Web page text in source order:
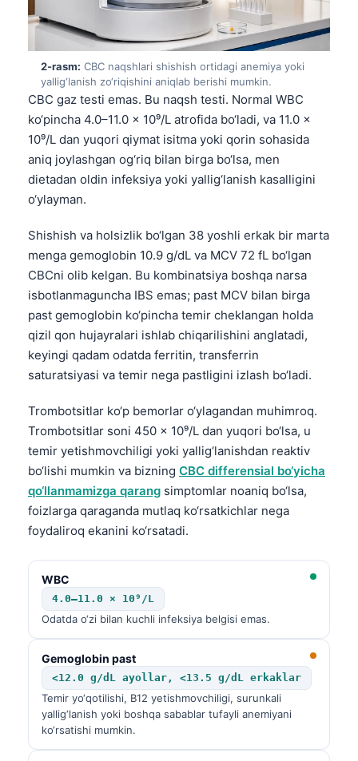
2-rasm: CBC naqshlari shishish ortidagi anemiya yoki
yallig‘lanish zo‘riqishini aniqlab berishi mumkin.
CBC gaz testi emas. Bu naqsh testi. Normal WBC
ko‘pincha 4.0–11.0 × 10⁹/L atrofida bo‘ladi, va 11.0 ×
10⁹/L dan yuqori qiymat isitma yoki qorin sohasida
aniq joylashgan og‘riq bilan birga bo‘lsa, men
dietadan oldin infeksiya yoki yallig‘lanish kasalligini
o‘ylayman.
Shishish va holsizlik bo‘lgan 38 yoshli erkak bir marta
menga gemoglobin 10.9 g/dL va MCV 72 fL bo‘lgan
CBCni olib kelgan. Bu kombinatsiya boshqa narsa
isbotlanmaguncha IBS emas; past MCV bilan birga
past gemoglobin ko‘pincha temir cheklangan holda
qizil qon hujayralari ishlab chiqarilishini anglatadi,
keyingi qadam odatda ferritin, transferrin
saturatsiyasi va temir nega pastligini izlash bo‘ladi.
Trombotsitlar ko‘p bemorlar o‘ylagandan muhimroq.
Trombotsitlar soni 450 × 10⁹/L dan yuqori bo‘lsa, u
temir yetishmovchiligi yoki yallig‘lanishdan reaktiv
bo‘lishi mumkin va bizning CBC differensial bo‘yicha
qo‘llanmamizga qarang simptomlar noaniq bo‘lsa,
foizlarga qaraganda mutlaq ko‘rsatkichlar nega
foydaliroq ekanini ko‘rsatadi.
WBC
4.0–11.0 × 10⁹/L
Odatda o‘zi bilan kuchli infeksiya belgisi emas.
Gemoglobin past
<12.0 g/dL ayollar, <13.5 g/dL erkaklar
Temir yo‘qotilishi, B12 yetishmovchiligi, surunkali
yallig‘lanish yoki boshqa sabablar tufayli anemiyani
ko‘rsatishi mumkin.